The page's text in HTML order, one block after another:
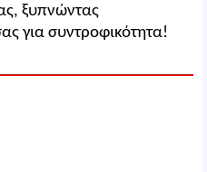
ξυπνώντας
για συντροφικότητα!